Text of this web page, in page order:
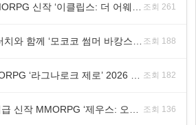
스마일게이트, MMORPG 신작 ‘이클립스: 더 어웨이크닝’ 9월 10일 론칭! 조회 261
로스트아크, 맘스터치와 함께 ‘모코코 썸머 바캉스 세트’ 출시 조회 188
그라비티, PC MMORPG ‘라그나로크 제로’ 2026 여름 프로모션 진행! 조회 182
컴투스 블록버스터급 신작 MMORPG ‘제우스: 오만의 신’, 8월 26일 출시! 조회 136